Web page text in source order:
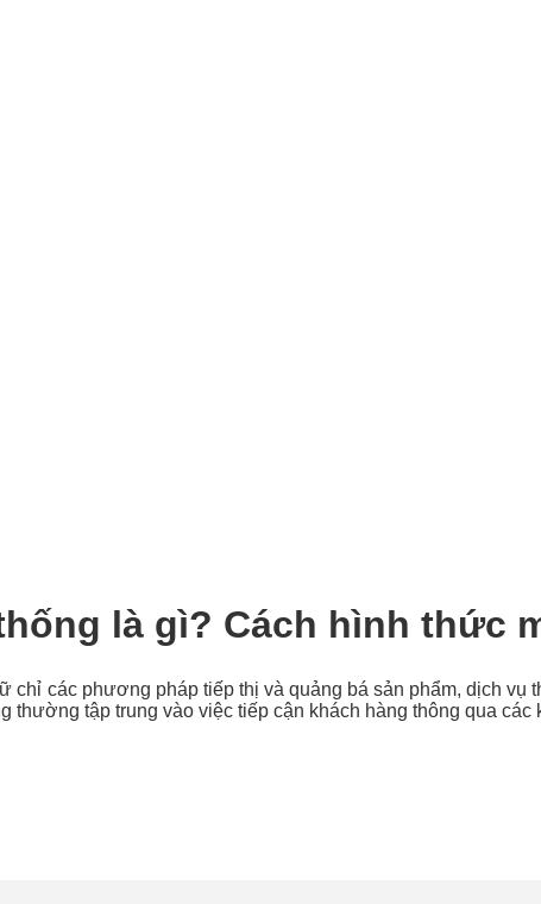
là gì? Cách hình thức
chỉ các phương pháp tiếp thị và quảng bá sản phẩm, dịch
thường tập trung vào việc tiếp cận khách hàng thông qua